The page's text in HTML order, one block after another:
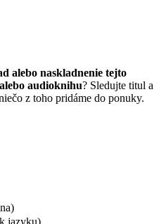
alebo naskladnenie tejto
audioknihu? Sledujte titul a
z toho pridáme do ponuky.
jazyku)